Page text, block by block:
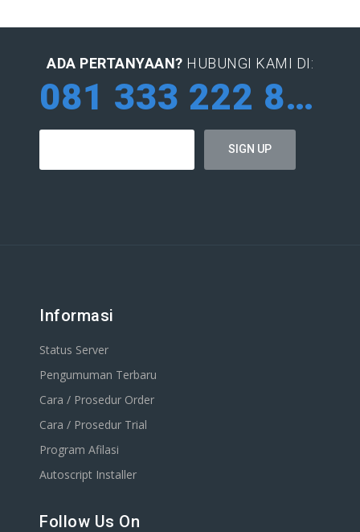
ADA PERTANYAAN? HUBUNGI KAMI DI:
081 333 222 884
Informasi
Status Server
Pengumuman Terbaru
Cara / Prosedur Order
Cara / Prosedur Trial
Program Afilasi
Autoscript Installer
Follow Us On